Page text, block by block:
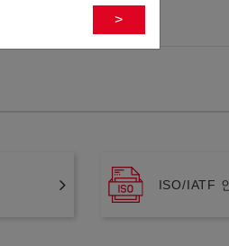
>
ISO/IATF